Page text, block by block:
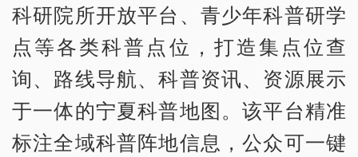
科研院所开放平台、青少年科普研学
点等各类科普点位，打造集点位查
询、路线导航、科普资讯、资源展示
于一体的宁夏科普地图。该平台精准
标注全域科普阵地信息，公众可一键